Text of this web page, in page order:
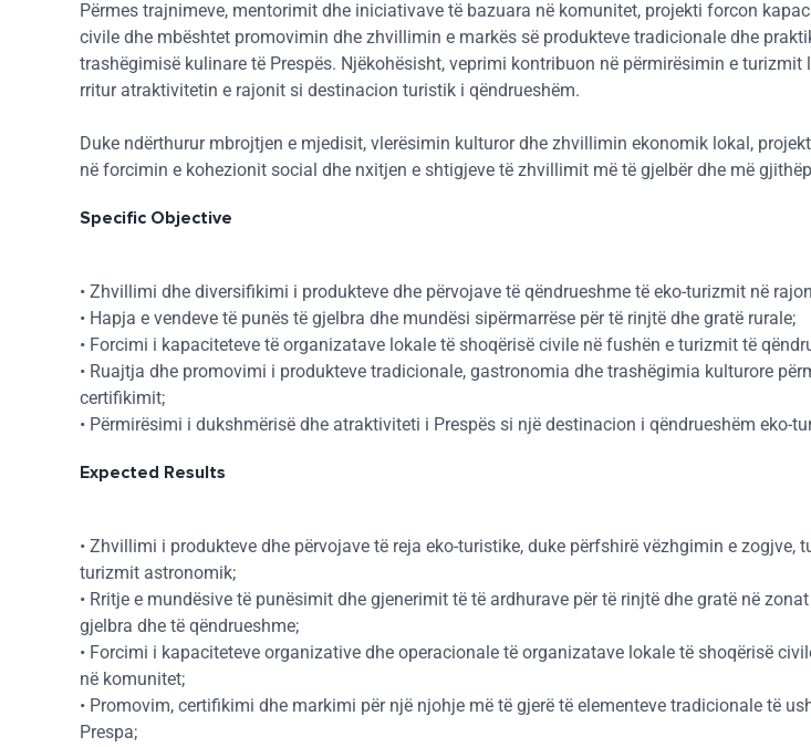
Përmes trajnimeve, mentorimit dhe iniciativave të bazuara në komunitet, projekti forcon
civile dhe mbështet promovimin dhe zhvillimin e markës së produkteve tradicionale dhe
trashëgimisë kulinare të Prespës. Njëkohësisht, veprimi kontribuon në përmirësimin e
rritur atraktivitetin e rajonit si destinacion turistik i qëndrueshëm.
Duke ndërthurur mbrojtjen e mjedisit, vlerësimin kulturor dhe zhvillimin ekonomik lokal,
në forcimin e kohezionit social dhe nxitjen e shtigjeve të zhvillimit më të gjelbër dhe më
Specific Objective
• Zhvillimi dhe diversifikimi i produkteve dhe përvojave të qëndrueshme të eko-turizmit në
• Hapja e vendeve të punës të gjelbra dhe mundësi sipërmarrëse për të rinjtë dhe gratë rurale;
• Forcimi i kapaciteteve të organizatave lokale të shoqërisë civile në fushën e turizmit të
• Ruajtja dhe promovimi i produkteve tradicionale, gastronomia dhe trashëgimia kulturore
certifikimit;
• Përmirësimi i dukshmërisë dhe atraktiviteti i Prespës si një destinacion i qëndrueshëm eko-
Expected Results
• Zhvillimi i produkteve dhe përvojave të reja eko-turistike, duke përfshirë vëzhgimin e
turizmit astronomik;
• Rritje e mundësive të punësimit dhe gjenerimit të të ardhurave për të rinjtë dhe gratë në
gjelbra dhe të qëndrueshme;
• Forcimi i kapaciteteve organizative dhe operacionale të organizatave lokale të shoqërisë
në komunitet;
• Promovim, certifikimi dhe markimi për një njohje më të gjerë të elementeve tradicionale të
Prespa;